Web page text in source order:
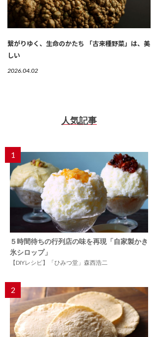
繋がりゆく、生命のかたち 「古来種野菜」は、美
しい
2026.04.02
人気記事
1
５時間待ちの行列店の味を再現「自家製かき
氷シロップ」
【DIYレシピ】「ひみつ堂」森西浩二
2